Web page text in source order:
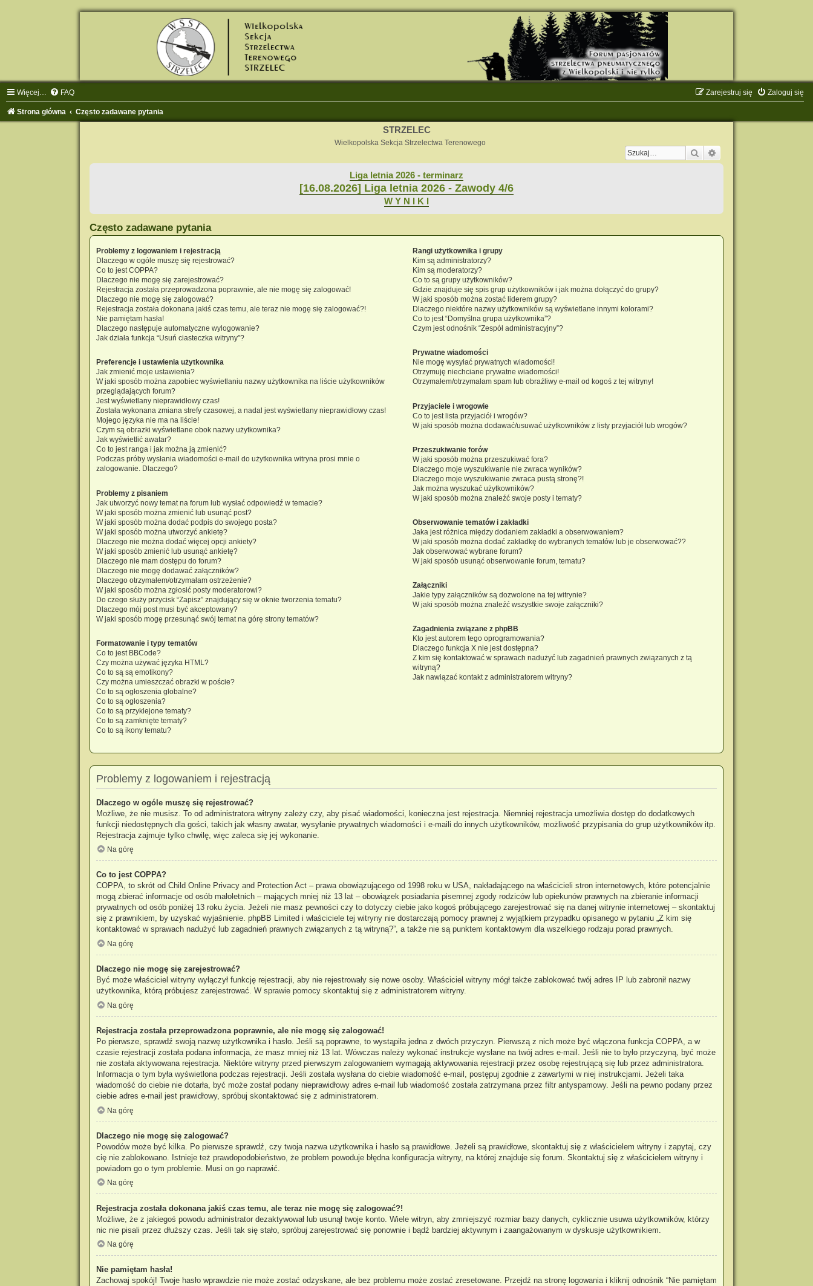
Więcej… FAQ Zaloguj się
Zarejestruj się
Strona główna Często zadawane pytania
STRZELEC
Wielkopolska Sekcja Strzelectwa Terenowego
Szukaj
Liga letnia 2026 - terminarz
[16.08.2026] Liga letnia 2026 - Zawody 4/6
W Y N I K I
Często zadawane pytania
Problemy z logowaniem i rejestracją
Dlaczego w ogóle muszę się rejestrować?
Co to jest COPPA?
Dlaczego nie mogę się zarejestrować?
Rejestracja została przeprowadzona poprawnie, ale nie mogę się zalogować!
Dlaczego nie mogę się zalogować?
Rejestracja została dokonana jakiś czas temu, ale teraz nie mogę się zalogować?!
Nie pamiętam hasła!
Dlaczego następuje automatyczne wylogowanie?
Jak działa funkcja “Usuń ciasteczka witryny”?
Preferencje i ustawienia użytkownika
Jak zmienić moje ustawienia?
W jaki sposób można zapobiec wyświetlaniu nazwy użytkownika na liście użytkowników
przeglądających forum?
Jest wyświetlany nieprawidłowy czas!
Została wykonana zmiana strefy czasowej, a nadal jest wyświetlany nieprawidłowy czas!
Mojego języka nie ma na liście!
Czym są obrazki wyświetlane obok nazwy użytkownika?
Jak wyświetlić awatar?
Co to jest ranga i jak można ją zmienić?
Podczas próby wysłania wiadomości e-mail do użytkownika witryna prosi mnie o
zalogowanie. Dlaczego?
Problemy z pisaniem
Jak utworzyć nowy temat na forum lub wysłać odpowiedź w temacie?
W jaki sposób można zmienić lub usunąć post?
W jaki sposób można dodać podpis do swojego posta?
W jaki sposób można utworzyć ankietę?
Dlaczego nie można dodać więcej opcji ankiety?
W jaki sposób zmienić lub usunąć ankietę?
Dlaczego nie mam dostępu do forum?
Dlaczego nie mogę dodawać załączników?
Dlaczego otrzymałem/otrzymałam ostrzeżenie?
W jaki sposób można zgłosić posty moderatorowi?
Do czego służy przycisk “Zapisz” znajdujący się w oknie tworzenia tematu?
Dlaczego mój post musi być akceptowany?
W jaki sposób mogę przesunąć swój temat na górę strony tematów?
Formatowanie i typy tematów
Co to jest BBCode?
Czy można używać języka HTML?
Co to są są emotikony?
Czy można umieszczać obrazki w poście?
Co to są ogłoszenia globalne?
Co to są ogłoszenia?
Co to są przyklejone tematy?
Co to są zamknięte tematy?
Co to są ikony tematu?
Rangi użytkownika i grupy
Kim są administratorzy?
Kim są moderatorzy?
Co to są grupy użytkowników?
Gdzie znajduje się spis grup użytkowników i jak można dołączyć do grupy?
W jaki sposób można zostać liderem grupy?
Dlaczego niektóre nazwy użytkowników są wyświetlane innymi kolorami?
Co to jest “Domyślna grupa użytkownika”?
Czym jest odnośnik “Zespół administracyjny”?
Prywatne wiadomości
Nie mogę wysyłać prywatnych wiadomości!
Otrzymuję niechciane prywatne wiadomości!
Otrzymałem/otrzymałam spam lub obraźliwy e-mail od kogoś z tej witryny!
Przyjaciele i wrogowie
Co to jest lista przyjaciół i wrogów?
W jaki sposób można dodawać/usuwać użytkowników z listy przyjaciół lub wrogów?
Przeszukiwanie forów
W jaki sposób można przeszukiwać fora?
Dlaczego moje wyszukiwanie nie zwraca wyników?
Dlaczego moje wyszukiwanie zwraca pustą stronę?!
Jak można wyszukać użytkowników?
W jaki sposób można znaleźć swoje posty i tematy?
Obserwowanie tematów i zakładki
Jaka jest różnica między dodaniem zakładki a obserwowaniem?
W jaki sposób można dodać zakładkę do wybranych tematów lub je obserwować??
Jak obserwować wybrane forum?
W jaki sposób usunąć obserwowanie forum, tematu?
Załączniki
Jakie typy załączników są dozwolone na tej witrynie?
W jaki sposób można znaleźć wszystkie swoje załączniki?
Zagadnienia związane z phpBB
Kto jest autorem tego oprogramowania?
Dlaczego funkcja X nie jest dostępna?
Z kim się kontaktować w sprawach nadużyć lub zagadnień prawnych związanych z tą
witryną?
Jak nawiązać kontakt z administratorem witryny?
Problemy z logowaniem i rejestracją
Dlaczego w ogóle muszę się rejestrować?
Możliwe, że nie musisz. To od administratora witryny zależy czy, aby pisać wiadomości, konieczna jest rejestracja. Niemniej rejestracja umożliwia dostęp do dodatkowych
funkcji niedostępnych dla gości, takich jak własny awatar, wysyłanie prywatnych wiadomości i e-maili do innych użytkowników, możliwość przypisania do grup użytkowników itp.
Rejestracja zajmuje tylko chwilę, więc zaleca się jej wykonanie.
Na górę
Co to jest COPPA?
COPPA, to skrót od Child Online Privacy and Protection Act – prawa obowiązującego od 1998 roku w USA, nakładającego na właścicieli stron internetowych, które potencjalnie
mogą zbierać informacje od osób małoletnich – mających mniej niż 13 lat – obowiązek posiadania pisemnej zgody rodziców lub opiekunów prawnych na zbieranie informacji
prywatnych od osób poniżej 13 roku życia. Jeżeli nie masz pewności czy to dotyczy ciebie jako kogoś próbującego zarejestrować się na danej witrynie internetowej – skontaktuj
się z prawnikiem, by uzyskać wyjaśnienie. phpBB Limited i właściciele tej witryny nie dostarczają pomocy prawnej z wyjątkiem przypadku opisanego w pytaniu „Z kim się
kontaktować w sprawach nadużyć lub zagadnień prawnych związanych z tą witryną?”, a także nie są punktem kontaktowym dla wszelkiego rodzaju porad prawnych.
Na górę
Dlaczego nie mogę się zarejestrować?
Być może właściciel witryny wyłączył funkcję rejestracji, aby nie rejestrowały się nowe osoby. Właściciel witryny mógł także zablokować twój adres IP lub zabronił nazwy
użytkownika, którą próbujesz zarejestrować. W sprawie pomocy skontaktuj się z administratorem witryny.
Na górę
Rejestracja została przeprowadzona poprawnie, ale nie mogę się zalogować!
Po pierwsze, sprawdź swoją nazwę użytkownika i hasło. Jeśli są poprawne, to wystąpiła jedna z dwóch przyczyn. Pierwszą z nich może być włączona funkcja COPPA, a w
czasie rejestracji została podana informacja, że masz mniej niż 13 lat. Wówczas należy wykonać instrukcje wysłane na twój adres e-mail. Jeśli nie to było przyczyną, być może
nie została aktywowana rejestracja. Niektóre witryny przed pierwszym zalogowaniem wymagają aktywowania rejestracji przez osobę rejestrującą się lub przez administratora.
Informacja o tym była wyświetlona podczas rejestracji. Jeśli została wysłana do ciebie wiadomość e-mail, postępuj zgodnie z zawartymi w niej instrukcjami. Jeżeli taka
wiadomość do ciebie nie dotarła, być może został podany nieprawidłowy adres e-mail lub wiadomość została zatrzymana przez filtr antyspamowy. Jeśli na pewno podany przez
ciebie adres e-mail jest prawidłowy, spróbuj skontaktować się z administratorem.
Na górę
Dlaczego nie mogę się zalogować?
Powodów może być kilka. Po pierwsze sprawdź, czy twoja nazwa użytkownika i hasło są prawidłowe. Jeżeli są prawidłowe, skontaktuj się z właścicielem witryny i zapytaj, czy
cię nie zablokowano. Istnieje też prawdopodobieństwo, że problem powoduje błędna konfiguracja witryny, na której znajduje się forum. Skontaktuj się z właścicielem witryny i
powiadom go o tym problemie. Musi on go naprawić.
Na górę
Rejestracja została dokonana jakiś czas temu, ale teraz nie mogę się zalogować?!
Możliwe, że z jakiegoś powodu administrator dezaktywował lub usunął twoje konto. Wiele witryn, aby zmniejszyć rozmiar bazy danych, cyklicznie usuwa użytkowników, którzy
nic nie pisali przez dłuższy czas. Jeśli tak się stało, spróbuj zarejestrować się ponownie i bądź bardziej aktywnym i zaangażowanym w dyskusje użytkownikiem.
Na górę
Nie pamiętam hasła!
Zachowaj spokój! Twoje hasło wprawdzie nie może zostać odzyskane, ale bez problemu może zostać zresetowane. Przejdź na stronę logowania i kliknij odnośnik “Nie pamiętam